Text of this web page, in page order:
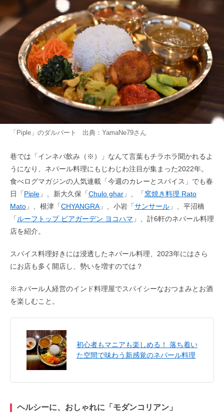
「Piple」のダルバート 出典： YamaNe79さん
巷では「インネパ飲み（※）」なんて言葉もチラホラ聞かれるよ
うになり、ネパール料理にもじわじわ注目が集まった2022年。
食べログマガジンの人気連載「今週のカレーとスパイス」でも春
日「Piple 」、新大久保「Chulo ghar 」、「窯焼き料理 Rato
Mato 」、根津「CHYANGRA 」、小岩「サンサール 」、平沼橋
「 ルーフトップ ビアガーデン ヨコハマ 」、計6軒のネパール料理
店を紹介。
スパイス料理好きには浸透したネパール料理、2023年にはさら
にお店も多く開店し、勢いを増すのでは？
※ネパール人経営のインド料理屋でスパイシーなおつまみとお酒
を楽しむこと。
初心者もマニアも楽しめる！ 落ち着い
た空間で味わう新感覚のネパール料理
ヘルシーに、おしゃれに「モダンコリアン」